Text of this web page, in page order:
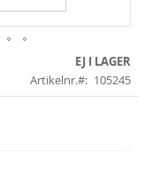
EJ I LAGER
Artikelnr.
105245